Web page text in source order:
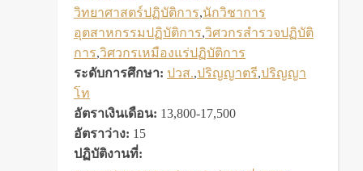
วิทยาศาสตร์ปฏิบัติการ,นักวิชาการ
อุตสาหกรรมปฏิบัติการ,วิศวกรสำรวจปฏิบัติ
การ,วิศวกรเหมืองแร่ปฏิบัติการ
ระดับการศึกษา: ปวส.,ปริญญาตรี,ปริญญา
โท
อัตราเงินเดือน: 13,800-17,500
อัตราว่าง: 15
ปฏิบัติงานที่: